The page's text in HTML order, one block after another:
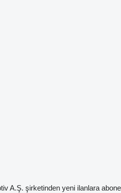
A.Ş. şirketinden yeni ilanlara abone